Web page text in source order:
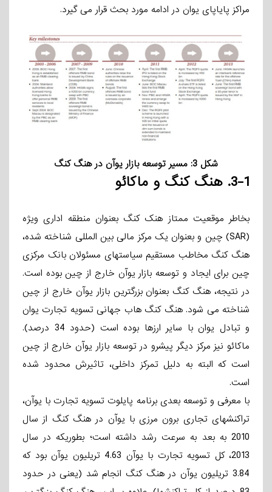
مراکز پایاپای یوان در ادامه مورد بحث قرار می­ گیرد.
شکل 3: مسیر توسعه بازار یوآن در هنگ کنگ
3-1. هنگ ­کنگ و ماکائو
بخاطر موقعیت ممتاز هنک­ کنگ بعنوان منطقه اداری ویژه
(SAR) چین و بعنوان یک مرکز مالی بین­ المللی شناخته­ شده،
هنگ­ کنگ مخاطب مستقیم سیاستهای مسئولان بانک مرکزی
چین برای ایجاد و توسعه بازار یوآن خارج از چین بوده است.
در نتیجه، هنگ­ کنگ بعنوان بزرگترین بازار یوآن خارج از چین
شناخته می­ شود. هنگ­ کنگ هاب جهانی تسویه تجارت یوان
و تبادل یوان با سایر ارزها بوده است (حدود 34 درصد).
ماکائو نیز مرکز دیگر پیشرو در توسعه بازار یوآن خارج از چین
است که البته به دلیل تمرکز داخلی، تاثیرش محدود شده
است.
با معرفی و توسعه بعدی برنامه پایلوت تسویه تجارت با یوآن،
تراکنشهای تجاری برون­ مرزی با یوآن در هنگ­ کنگ از سال
2010 به بعد به سرعت رشد داشته است؛ بطوریکه در سال
2013، کل تسویه تجارت با یوآن 4.63 تریلیون یوآن بود که
3.84 تریلیون یوآن در هنگ کنگ انجام شد (یعنی در حدود